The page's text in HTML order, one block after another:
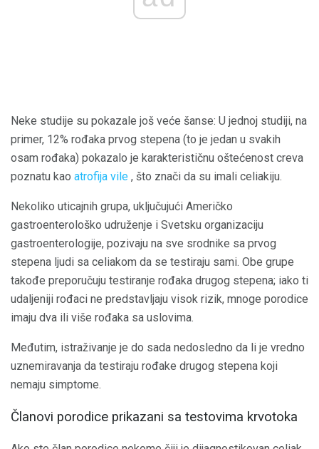
Neke studije su pokazale još veće šanse: U jednoj studiji, na
primer, 12% rođaka prvog stepena (to je jedan u svakih
osam rođaka) pokazalo je karakterističnu oštećenost creva
poznatu kao atrofija vile , što znači da su imali celiakiju.
Nekoliko uticajnih grupa, uključujući Američko
gastroenterološko udruženje i Svetsku organizaciju
gastroenterologije, pozivaju na sve srodnike sa prvog
stepena ljudi sa celiakom da se testiraju sami. Obe grupe
takođe preporučuju testiranje rođaka drugog stepena; iako ti
udaljeniji rođaci ne predstavljaju visok rizik, mnoge porodice
imaju dva ili više rođaka sa uslovima.
Međutim, istraživanje je do sada nedosledno da li je vredno
uznemiravanja da testiraju rođake drugog stepena koji
nemaju simptome.
Članovi porodice prikazani sa testovima krvotoka